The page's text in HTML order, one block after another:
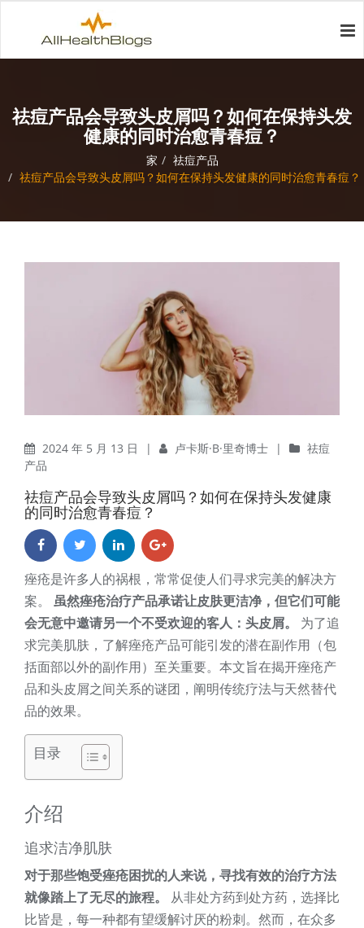
祛痘产品会导致头皮屑吗？如何在保持头发
健康的同时治愈青春痘？
家
祛痘产品
祛痘产品会导致头皮屑吗？如何在保持头发健康的同时治愈青春痘？
2024 年 5 月 13 日 | 卢卡斯·B·里奇博士 |
祛痘
产品
祛痘产品会导致头皮屑吗？如何在保持头发健康
的同时治愈青春痘？
痤疮是许多人的祸根，常常促使人们寻求完美的解决方
案。 虽然痤疮治疗产品承诺让皮肤更洁净，但它们可能
会无意中邀请另一个不受欢迎的客人：头皮屑。
为了追
求完美肌肤，了解痤疮产品可能引发的潜在副作用（包
括面部以外的副作用）至关重要。本文旨在揭开痤疮产
品和头皮屑之间关系的谜团，阐明传统疗法与天然替代
品的效果。
目录
介绍
追求洁净肌肤
对于那些饱受痤疮困扰的人来说，寻找有效的治疗方法
就像踏上了无尽的旅程。
从非处方药到处方药，选择比
比皆是，每一种都有望缓解讨厌的粉刺。然而，在众多